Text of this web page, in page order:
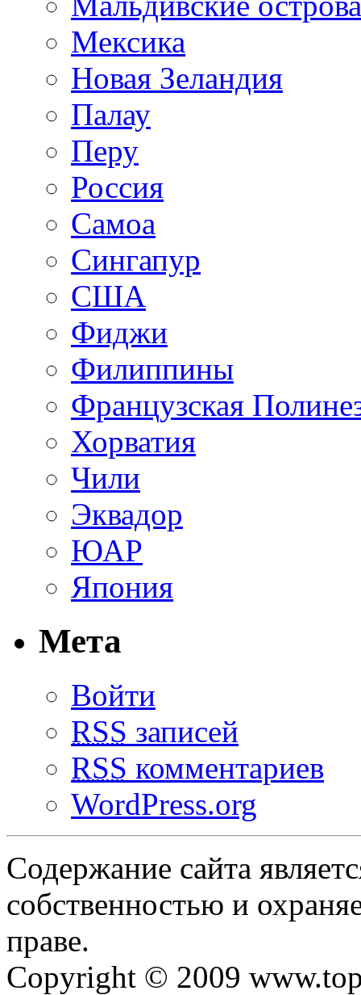
Мексика
Новая Зеландия
Палау
Перу
Россия
Самоа
Сингапур
США
Фиджи
Филиппины
Французская
Хорватия
Чили
Эквадор
ЮАР
Япония
Мета
Войти
RSS записей
RSS комментариев
WordPress.org
Содержание сайта
собственностью и
праве.
Copyright © 2009